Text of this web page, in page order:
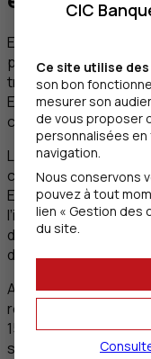
En 2024, la hausse
private equity
traduite par un
ETI
, illustrant leur
ceci de manière
Leurs préférences
conjuguer
En 2024, la
l’immobilier (41%)
d’investissement
de l’énergie (31%).
Au niveau mondial,
roi pour une majorité
15% d’une année sur
secteur à court
CIC
Ce site utilise
son bon
mesurer son
de vous proposer
personnalisées
navigation.
Nous conservons
pouvez à tout
lien « Gestion des
du site.